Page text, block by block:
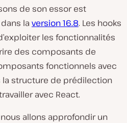
de son essor est
la version 16.8. Les hooks
les fonctionnalités
des composants de
fonctionnels avec
la structure de prédilection
avec React.
allons approfondir un